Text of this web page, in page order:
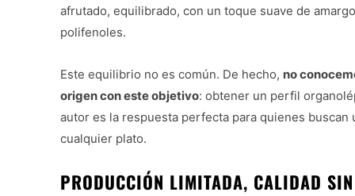
afrutado, equilibrado, con un toque suave de
polifenoles.
Este equilibrio no es común. De hecho, no
origen con este objetivo: obtener un perfil
autor es la respuesta perfecta para quienes
cualquier plato.
PRODUCCIÓN LIMITADA, CALIDAD SIN